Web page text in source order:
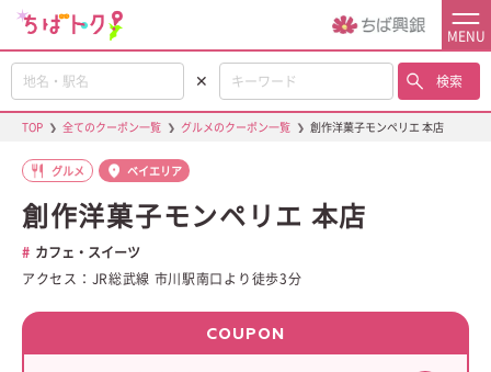
MENU
✕ 検索
TOP ❯ 全てのクーポン一覧 ❯ グルメのクーポン一覧 ❯ 創作洋菓子モンペリエ 本店
グルメ ベイエリア
創作洋菓子モンペリエ 本店
カフェ・スイーツ
アクセス：JR総武線 市川駅南口より徒歩3分
COUPON